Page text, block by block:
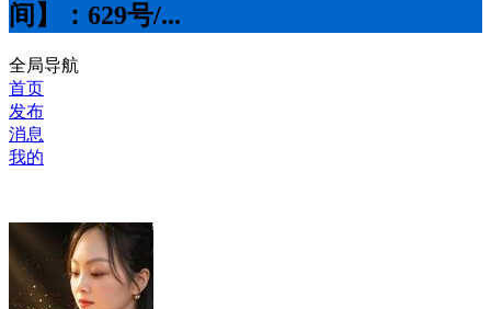
间】：6️29号/...
全局导航
首页
发布
消息
我的